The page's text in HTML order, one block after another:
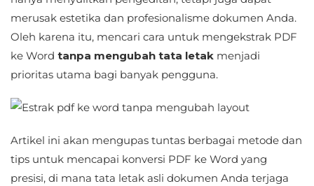
merusak estetika dan profesionalisme dokumen Anda.
Oleh karena itu, mencari cara untuk mengekstrak PDF
ke Word tanpa mengubah tata letak menjadi
prioritas utama bagi banyak pengguna.
Artikel ini akan mengupas tuntas berbagai metode dan
tips untuk mencapai konversi PDF ke Word yang
presisi, di mana tata letak asli dokumen Anda terjaga